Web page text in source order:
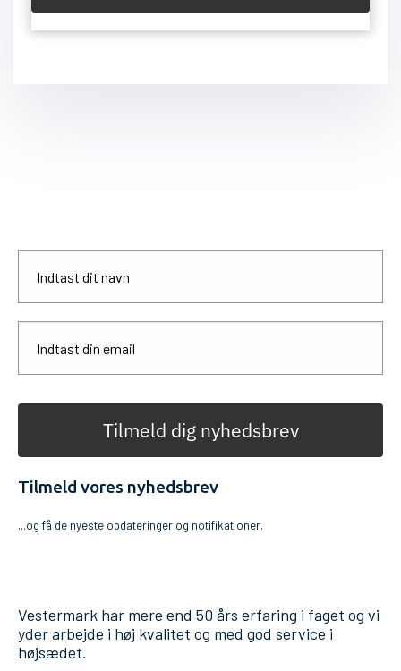
Tilmeld dig nyhedsbrev
Tilmeld vores nyhedsbrev
...og få de nyeste opdateringer og notifikationer.
Vestermark har mere end 50 års erfaring i faget og vi
yder arbejde i høj kvalitet og med god service i
højsædet.